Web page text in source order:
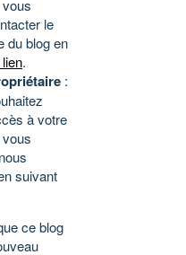
le
du blog en
.
:
à votre
suivant
ce blog